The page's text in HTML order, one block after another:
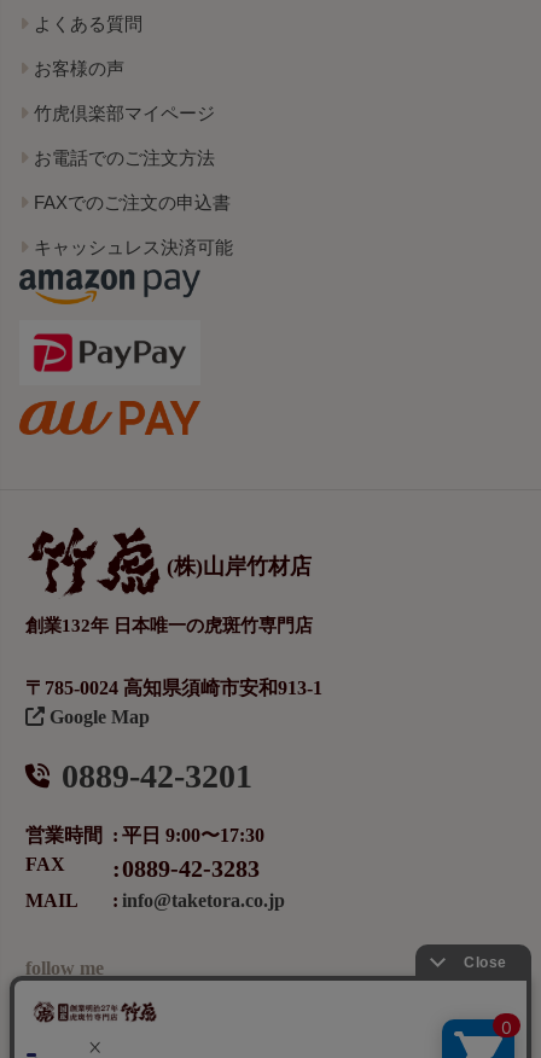
よくある質問
お客様の声
竹虎倶楽部マイページ
お電話でのご注文方法
FAXでのご注文の申込書
キャッシュレス決済可能
(株)山岸竹材店
創業132年 日本唯一の虎斑竹専門店
〒785-0024 高知県須崎市安和913-1
Google Map
0889-42-3201
営業時間
平日 9:00〜17:30
FAX
0889-42-3283
MAIL info@taketora.co.jp
follow me